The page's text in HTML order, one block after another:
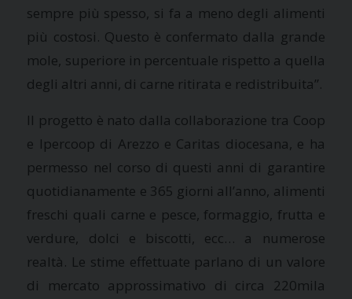
sempre più spesso, si fa a meno degli alimenti
più costosi. Questo è confermato dalla grande
mole, superiore in percentuale rispetto a quella
degli altri anni, di carne ritirata e redistribuita”.
Il progetto è nato dalla collaborazione tra Coop
e Ipercoop di Arezzo e Caritas diocesana, e ha
permesso nel corso di questi anni di garantire
quotidianamente e 365 giorni all’anno, alimenti
freschi quali carne e pesce, formaggio, frutta e
verdure, dolci e biscotti, ecc… a numerose
realtà. Le stime effettuate parlano di un valore
di mercato approssimativo di circa 220mila